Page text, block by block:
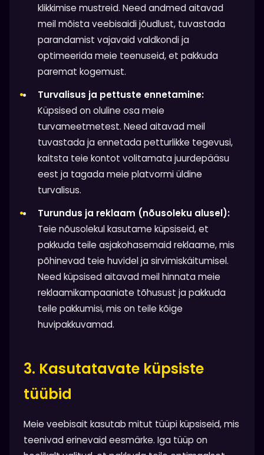
klikkimise mustreid. Need andmed aitavad
meil mõista veebisaidi jõudlust, tuvastada
parandamist vajavaid valdkondi ja
optimeerida meie teenuseid, et pakkuda
paremat kogemust.
Turvalisus ja pettuste ennetamine:
Küpsised on oluline osa meie
turvameetmetest. Need aitavad meil
tuvastada ja ennetada petturlikke tegevusi,
kaitsta teie kontot volitamata juurdepääsu
eest ja tagada meie platvormi üldine
turvalisus.
Turundus ja reklaam (nõusoleku alusel):
Teie nõusolekul kasutame küpsiseid, et
pakkuda teile asjakohasemaid reklaame, mis
põhinevad teie huvidel ja sirvimiskäitumisel.
Need küpsised aitavad meil hinnata meie
reklaamikampaaniate tõhusust ja pakkuda
teile pakkumisi, mis on teile kõige
huvipakkuvamad.
3. Kasutatavate küpsiste
tüübid
Meie veebisait kasutab mitut tüüpi küpsiseid, mis
teenivad erinevaid eesmärke. Iga tüüp on